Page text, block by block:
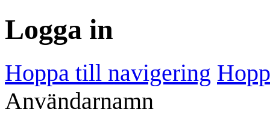
Logga in
Hoppa till navigering
Användarnamn